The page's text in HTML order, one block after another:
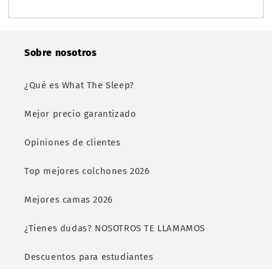
Sobre nosotros
¿Qué es What The Sleep?
Mejor precio garantizado
Opiniones de clientes
Top mejores colchones 2026
Mejores camas 2026
¿Tienes dudas? NOSOTROS TE LLAMAMOS
Descuentos para estudiantes